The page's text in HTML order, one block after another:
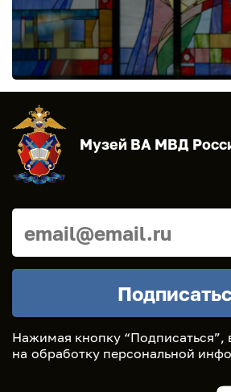
Музей ВА МВД
Нажимая кнопку “Подписаться”,
на обработку персональной